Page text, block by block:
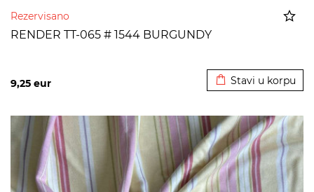
Rezervisano
RENDER TT-065 # 1544 BURGUNDY
9,25 eur Stavi u korpu